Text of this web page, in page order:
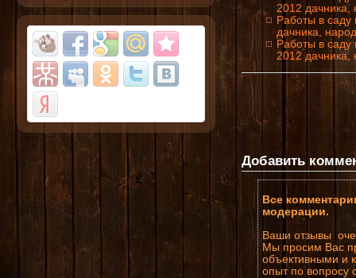
2012
Работы в
дачника,
Работы в
2012
Добавить
Все
модерации.
Ваши отзывы
Мы просим Вас
объективными и
опыт по вопросу